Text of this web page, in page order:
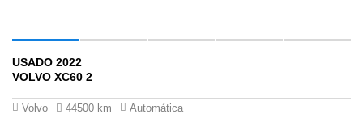
USADO 2022
VOLVO XC60 2
Volvo 44500 km Automática